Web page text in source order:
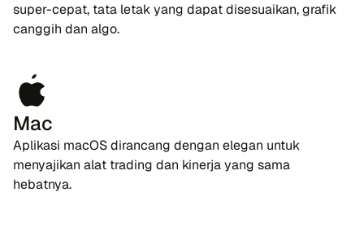
super-cepat, tata letak yang dapat disesuaikan, grafik
canggih dan algo.
Mac
Aplikasi macOS dirancang dengan elegan untuk
menyajikan alat trading dan kinerja yang sama
hebatnya.